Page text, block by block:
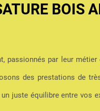
BOIS
passionnés par leur métier
des prestations de
juste équilibre entre vos